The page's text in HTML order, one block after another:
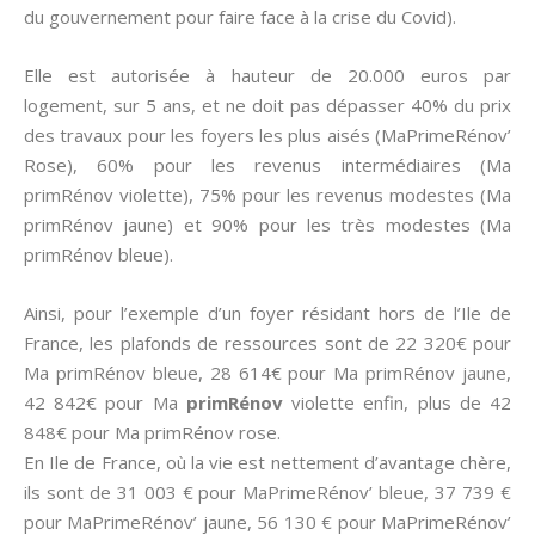
du gouvernement pour faire face à la crise du Covid).
Elle est autorisée à hauteur de 20.000 euros par
logement, sur 5 ans, et ne doit pas dépasser 40% du prix
des travaux pour les foyers les plus aisés (MaPrimeRénov’
Rose), 60% pour les revenus intermédiaires (Ma
primRénov violette), 75% pour les revenus modestes (Ma
primRénov jaune) et 90% pour les très modestes (Ma
primRénov bleue).
Ainsi, pour l’exemple d’un foyer résidant hors de l’Ile de
France, les plafonds de ressources sont de 22 320€ pour
Ma primRénov bleue, 28 614€ pour Ma primRénov jaune,
42 842€ pour Ma primRénovviolette enfin, plus de 42
848€ pour Ma primRénov rose.
En Ile de France, où la vie est nettement d’avantage chère,
ils sont de 31 003 € pour MaPrimeRénov’ bleue, 37 739 €
pour MaPrimeRénov’ jaune, 56 130 € pour MaPrimeRénov’